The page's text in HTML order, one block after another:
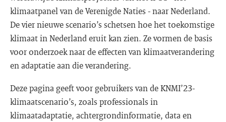
klimaatpanel van de Verenigde Naties - naar Nederland.
De vier nieuwe scenario’s schetsen hoe het toekomstige
klimaat in Nederland eruit kan zien. Ze vormen de basis
voor onderzoek naar de effecten van klimaatverandering
en adaptatie aan die verandering.
Deze pagina geeft voor gebruikers van de KNMI’23-
klimaatscenario’s, zoals professionals in
klimaatadaptatie, achtergrondinformatie, data en